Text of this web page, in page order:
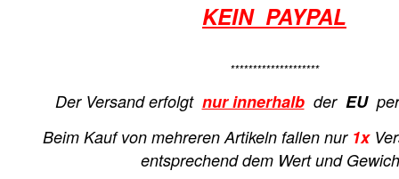
KEIN PAYPAL
********************
Der Versand erfolgt nur innerhalbder EUper
Beim Kauf von mehreren Artikeln fallen nur 1x
entsprechend dem Wert und